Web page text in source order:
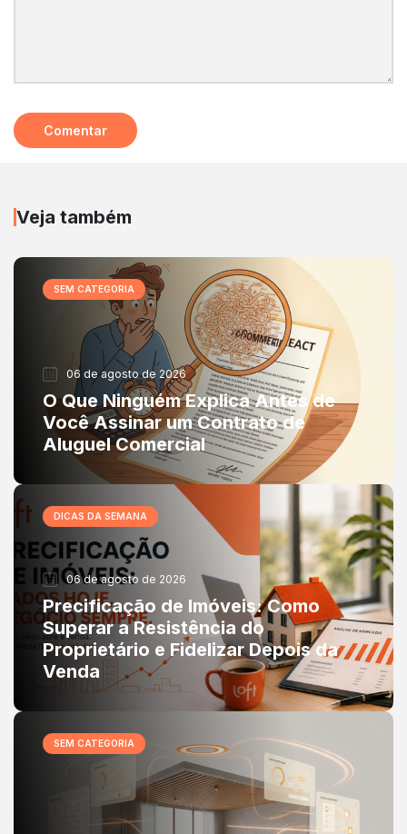
Veja também
SEM CATEGORIA
06 de agosto de 2026
O Que Ninguém Explica Antes de
Você Assinar um Contrato de
Aluguel Comercial
DICAS DA SEMANA
06 de agosto de 2026
Precificação de Imóveis: Como
Superar a Resistência do
Proprietário e Fidelizar Depois da
Venda
SEM CATEGORIA